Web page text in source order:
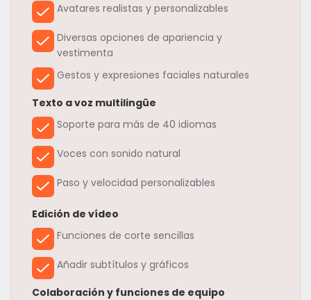
Avatares realistas y personalizables
Diversas opciones de apariencia y
vestimenta
Gestos y expresiones faciales naturales
Texto a voz multilingüe
Soporte para más de 40 idiomas
Voces con sonido natural
Paso y velocidad personalizables
Edición de vídeo
Funciones de corte sencillas
Añadir subtítulos y gráficos
Colaboración y funciones de equipo